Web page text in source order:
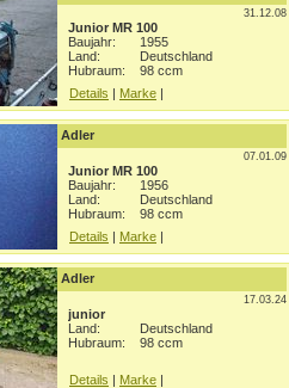
31.12.08
Junior MR 100
Baujahr:
1955
Land:
Deutschland
Hubraum:
98 ccm
Details | Marke |
Adler
07.01.09
Junior MR 100
Baujahr:
1956
Land:
Deutschland
Hubraum:
98 ccm
Details | Marke |
Adler
17.03.24
junior
Land:
Deutschland
Hubraum:
98 ccm
Details | Marke |